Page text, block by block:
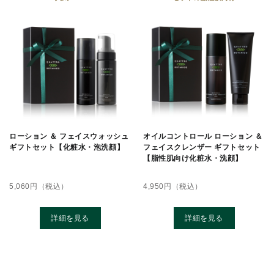
ローション ＆ フェイスウォッシュ
ギフトセット【化粧水・泡洗顔】
5,060 円（税込）
詳細を見る
オイルコントロール ローション ＆
フェイスクレンザー ギフトセット
【脂性肌向け化粧水・洗顔】
4,950 円（税込）
詳細を見る